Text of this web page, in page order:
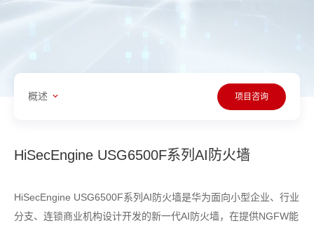
概述 项目咨询
HiSecEngine USG6500F系列AI防火墙
HiSecEngine USG6500F系列AI防火墙是华为面向小型企业、行业
分支、连锁商业机构设计开发的新一代AI防火墙，在提供NGFW能